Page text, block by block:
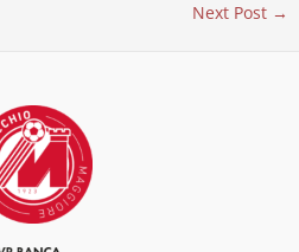
Next Post →